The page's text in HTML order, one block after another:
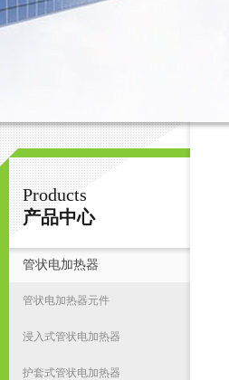
扬州志力电气科技有限公司/扬州高压测试仪
Products
产品中心
管状电加热器
管状电加热器元件
浸入式管状电加热器
护套式管状电加热器